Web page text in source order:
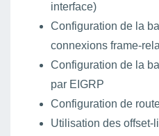
interface)
Configuration de la
connexions frame-
Configuration de la
par EIGRP
Configuration de
Utilisation des offset-